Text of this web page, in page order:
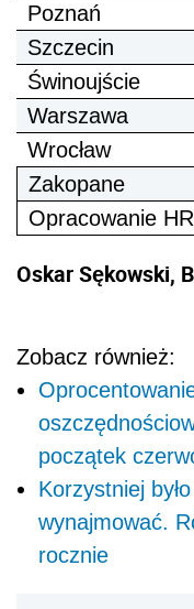
Poznań
Szczecin
Świnoujście
Warszawa
Wrocław
Zakopane
Opracowanie
Oskar Sękowski,
Zobacz również:
początek
Korzystniej
wynajmować.
rocznie